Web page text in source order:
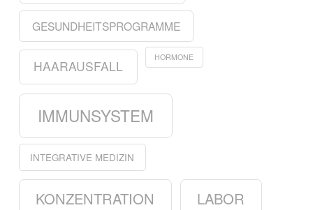
GESUNDHEITSPROGRAMME
HAARAUSFALL
HORMONE
IMMUNSYSTEM
INTEGRATIVE MEDIZIN
KONZENTRATION LABOR